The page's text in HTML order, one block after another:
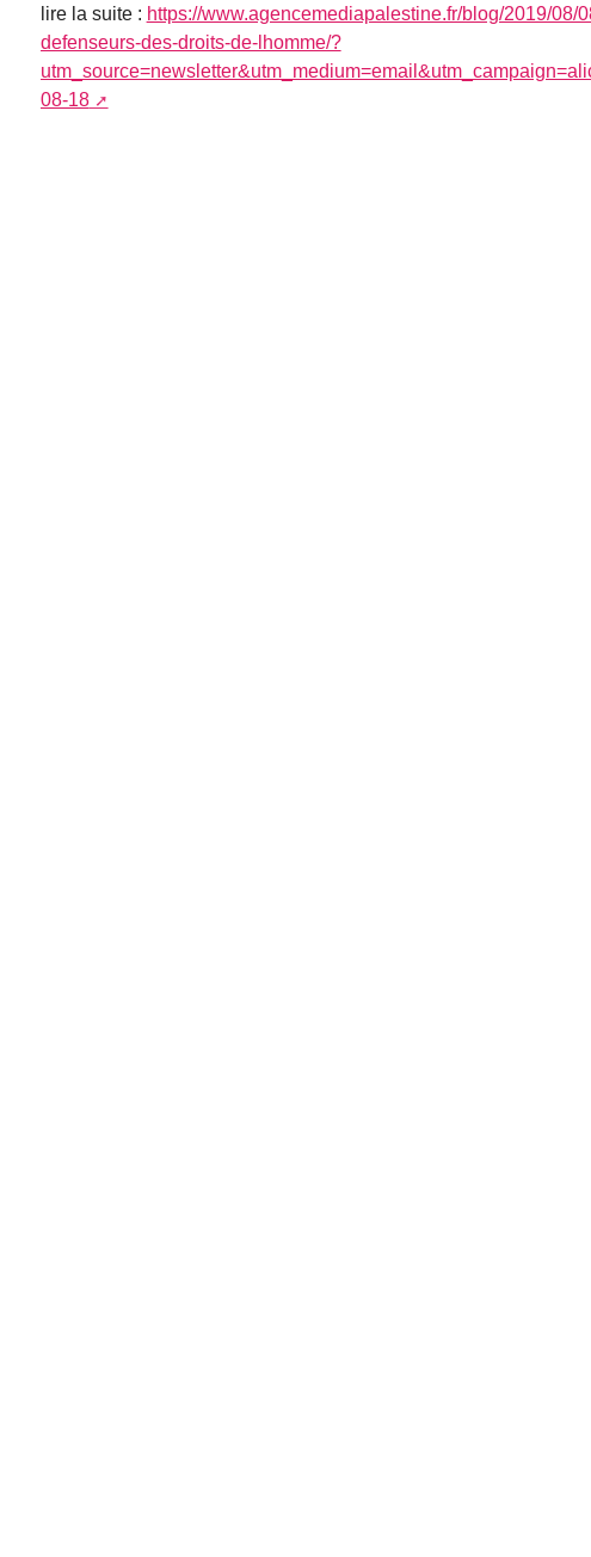
lire la suite : https://www.agencemediapalestine.fr/blog/2019/
defenseurs-des-droits-de-lhomme/?
08-18